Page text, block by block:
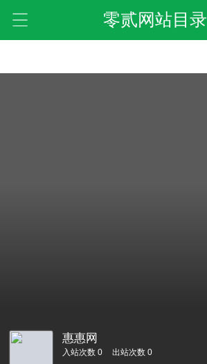
零贰网站目录
惠惠网
入站次数 0 出站次数 0